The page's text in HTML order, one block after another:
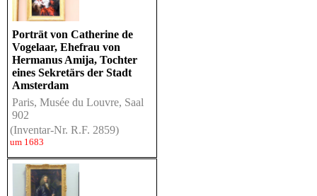
Porträt von Catherine de
Vogelaar, Ehefrau von
Hermanus Amija, Tochter
eines Sekretärs der Stadt
Amsterdam
Paris, Musée du Louvre, Saal
902
(Inventar-Nr. R.F. 2859)
um 1683